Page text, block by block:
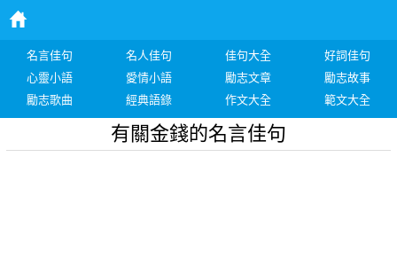
名言佳句 名人佳句 佳句大全
好詞佳句
心靈小語
愛情小語 勵志文章
勵志故事
勵志歌曲
經典語錄 作文大全 範文大全
有關金錢的名言佳句